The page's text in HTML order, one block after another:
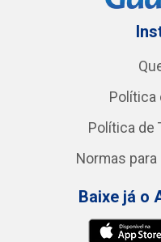
Política
Política de
Normas
Baixe já o